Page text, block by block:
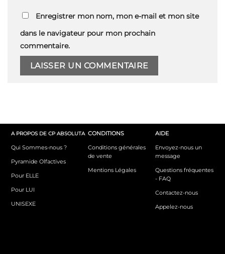
Enregistrer mon nom, mon e-mail et mon site
dans le navigateur pour mon prochain
commentaire.
A PROPOS DE CP ABSOLUTA
Qui Sommes-nous ?
Pyramide Olfactives
Pour ELLE
Pour LUI
UNISEXE
CONDITIONS
Conditions générales
de vente
Mentions Légales
AIDE
Envoyez-nous un
message
Questions fréquentes
- FAQ
Contactez-nous
Appelez-nous